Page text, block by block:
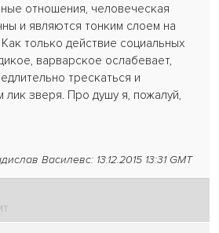
отношения, человеческая
и являются тонким слоем на
только действие социальных
варварское ослабевает,
трескаться и
лик зверя. Про душу я, пожалуй,
Василевс: 13.12.2015 13:31 GMT